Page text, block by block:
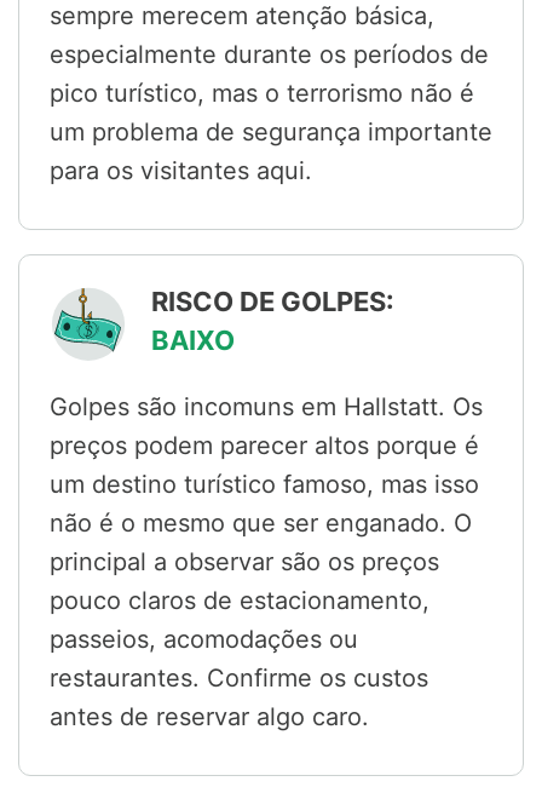
sempre merecem atenção básica,
especialmente durante os períodos de
pico turístico, mas o terrorismo não é
um problema de segurança importante
para os visitantes aqui.
RISCO DE GOLPES:
BAIXO
Golpes são incomuns em Hallstatt. Os
preços podem parecer altos porque é
um destino turístico famoso, mas isso
não é o mesmo que ser enganado. O
principal a observar são os preços
pouco claros de estacionamento,
passeios, acomodações ou
restaurantes. Confirme os custos
antes de reservar algo caro.